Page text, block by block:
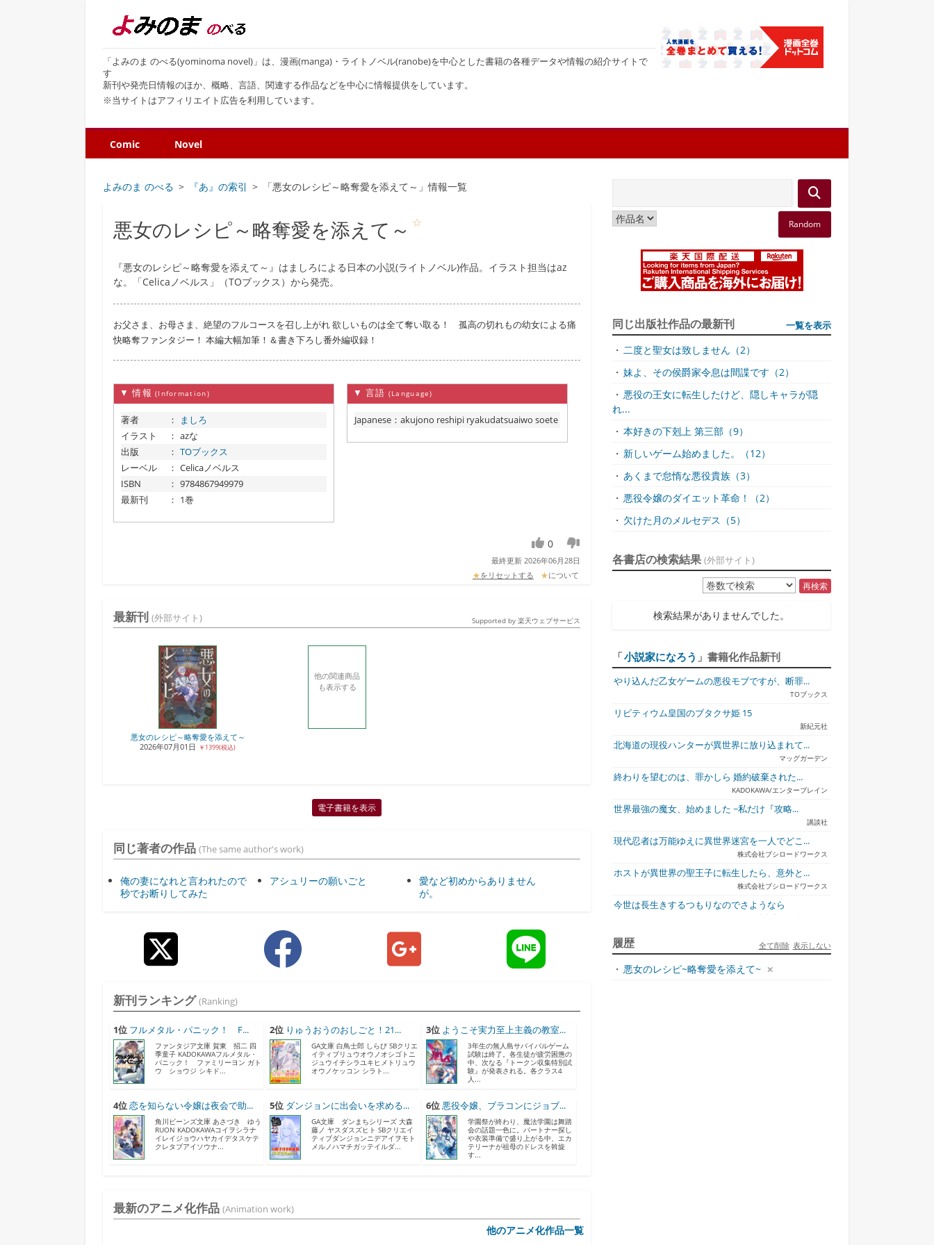
「よみのま のべる(yominoma novel)」は、漫画(manga)・ライトノベル(ranobe)を中心とした書籍の各種データや情報の紹介サイトで
す
新刊や発売日情報のほか、概略、言語、関連する作品などを中心に情報提供をしています。
※当サイトはアフィリエイト広告を利用しています。
Comic Novel
よみのま のべる 『あ』の索引 「悪女のレシピ～略奪愛を添えて～」情報一覧
悪女のレシピ～略奪愛を添えて～ ☆
『悪女のレシピ～略奪愛を添えて～』はましろによる日本の小説(ライトノベル)作品。イラスト担当はaz
な。「Celicaノベルス」（TOブックス）から発売。
お父さま、お母さま、絶望のフルコースを召し上がれ 欲しいものは全て奪い取る！ 孤高の切れもの幼女による痛
快略奪ファンタジー！ 本編大幅加筆！＆書き下ろし番外編収録！
▼ 情報 (Information)
著者 ：
ましろ
イラスト
： azな
出版
： TOブックス
レーベル
： Celicaノベルス
ISBN
： 9784867949979
最新刊
： 1巻
▼ 言語 (Language)
Japanese ：akujono reshipi ryakudatsuaiwo soete
0
最終更新 2026年06月28日
★をリセットする ★について
最新刊 (外部サイト) Supported by 楽天ウェブサービス
悪女のレシピ～略奪愛を添えて～
2026年07月01日
￥1399(税込)
他の関連商品
も表示する
電子書籍を表示
同じ著者の作品 (The same author's work)
俺の妻になれと言われたので
秒でお断りしてみた
アシュリーの願いごと
愛など初めからありません
が。
新刊ランキング (Ranking)
1位 フルメタル・パニック！ F...
ファンタジア文庫 賀東 招二 四
季童子 KADOKAWAフルメタル・
パニック！ ファミリーヨン ガト
ウ ショウジ シキド...
2位 りゅうおうのおしごと！21...
GA文庫 白鳥士郎 しらび SBクリエ
イティブリュウオウノオシゴトニ
ジュウイチシラユキヒメトリュウ
オウノケッコン シラト...
3位 ようこそ実力至上主義の教室...
3年生の無人島サバイバルゲーム
試験は終了。各生徒が疲労困憊の
中、次なる『トークン収集特別試
験』が発表される。各クラス4
人...
4位 恋を知らない令嬢は夜会で助...
角川ビーンズ文庫 あさづき ゆう
RUON KADOKAWAコイヲシラナ
イレイジョウハヤカイデタスケテ
クレタブアイソウナ...
5位 ダンジョンに出会いを求める...
GA文庫 ダンまちシリーズ 大森
藤ノ ヤスダスズヒト SBクリエイ
ティブダンジョンニデアイヲモト
メルノハマチガッテイルダ...
6位 悪役令嬢、ブラコンにジョブ...
学園祭が終わり、魔法学園は舞踏
会の話題一色に。パートナー探し
や衣装準備で盛り上がる中、エカ
テリーナが祖母のドレスを斡旋
す...
最新のアニメ化作品 (Animation work)
他のアニメ化作品一覧
Random
同じ出版社作品の最新刊 一覧を表示
・ 二度と聖女は致しません（2）
・ 妹よ、その侯爵家令息は間諜です（2）
・ 悪役の王女に転生したけど、隠しキャラが隠
れ...
・ 本好きの下剋上 第三部（9）
・ 新しいゲーム始めました。（12）
・ あくまで怠惰な悪役貴族（3）
・ 悪役令嬢のダイエット革命！（2）
・ 欠けた月のメルセデス（5）
各書店の検索結果 (外部サイト)
再検索
検索結果がありませんでした。
「小説家になろう 」書籍化作品新刊
やり込んだ乙女ゲームの悪役モブですが、断罪...
TOブックス
リビティウム皇国のブタクサ姫 15
新紀元社
北海道の現役ハンターが異世界に放り込まれて...
マッグガーデン
終わりを望むのは、罪かしら 婚約破棄された...
KADOKAWA/エンターブレイン
世界最強の魔女、始めました ~私だけ『攻略...
講談社
現代忍者は万能ゆえに異世界迷宮を一人でどこ...
株式会社ブシロードワークス
ホストが異世界の聖王子に転生したら、意外と...
株式会社ブシロードワークス
今世は長生きするつもりなのでさようなら
宇都宮ケーブルテレビ
ジュリとエレナの森の相談所 ~付与の力であ...
一二三書房
天才悪女は嘘を見破る2
履歴 表示しない
全て削除
・ 悪女のレシピ~略奪愛を添えて~